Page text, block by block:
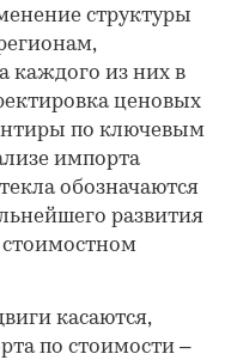
структуры
каждого из них в
ценовых
по ключевым
импорта
обозначаются
развития
касаются,
по стоимости –